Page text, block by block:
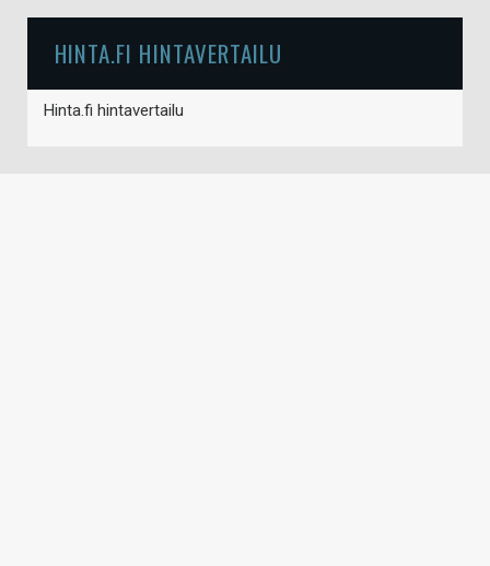
HINTA.FI HINTAVERTAILU
Hinta.fi hintavertailu